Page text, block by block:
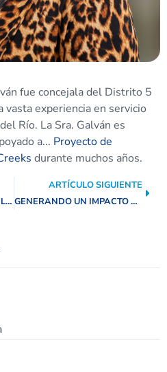
fue concejala del Distrito 5
experiencia en servicio
Río. La Sra. Galván es
a... Proyecto de
durante muchos años.
A LAS INUNDACIONES NO LES IMPORTA NADA, PERO LA PREPARACIÓN ADECUADA PUEDE EVITAR QUE SE CONVIERTAN EN TRAGEDIAS.
ARTÍCULO SIGUIENTE
GENERANDO UN IMPACTO POSITIVO: 23.000 ESTUDIANTES, PROFESORES Y FAMILIAS SE INSPIRARON DURANTE EL AÑO ESCOLAR 2025-2026.